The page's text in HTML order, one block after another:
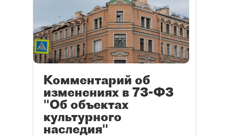
Комментарий об
изменениях в 73-ФЗ
"Об объектах
культурного
наследия"